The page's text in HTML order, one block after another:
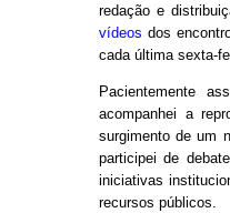
redação e
vídeos dos
cada última sexta-
Pacientemente
acompanhei a
surgimento de um
participei de
iniciativas
recursos públicos.